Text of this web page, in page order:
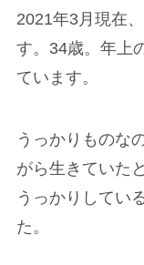
2021年3月現在
す。34歳。年上
ています。
うっかりものな
がら生きていた
うっかりしてい
た。